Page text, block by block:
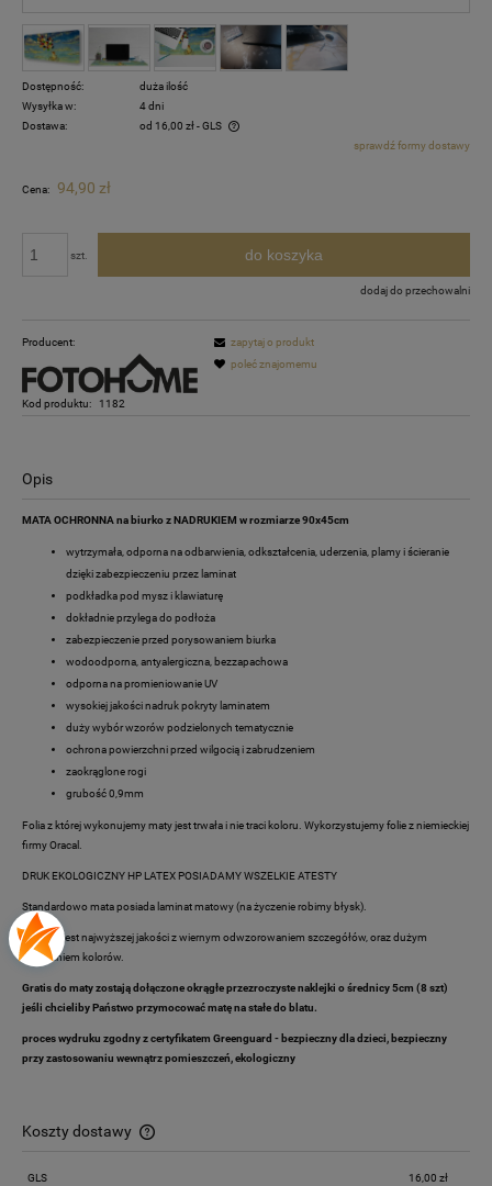
Dostępność:
duża ilość
Wysyłka w:
4 dni
Dostawa:
od 16,00 zł- GLS
Cena nie zawiera ewentualnych kosztów płatnościsprawdź formy dostawy
Cena: 94,90 zł
szt. do koszyka
dodaj do przechowalni
Producent:
Kod produktu: 1182
zapytaj o produkt
poleć znajomemu
Opis
MATA OCHRONNA na biurko z NADRUKIEM w rozmiarze 90x45cm
wytrzymała, odporna na odbarwienia, odkształcenia, uderzenia, plamy i ścieranie
dzięki zabezpieczeniu przez laminat
podkładka pod mysz i klawiaturę
dokładnie przylega do podłoża
zabezpieczenie przed porysowaniem biurka
wodoodporna, antyalergiczna, bezzapachowa
odporna na promieniowanie UV
wysokiej jakości nadruk pokryty laminatem
duży wybór wzorów podzielonych tematycznie
ochrona powierzchni przed wilgocią i zabrudzeniem
zaokrąglone rogi
grubość 0,9mm
Folia z której wykonujemy maty jest trwała i nie traci koloru. Wykorzystujemy folie z niemieckiej
firmy Oracal.
DRUK EKOLOGICZNY HP LATEX POSIADAMY WSZELKIE ATESTY
Standardowo mata posiada laminat matowy (na życzenie robimy błysk).
Produkt jest najwyższej jakości z wiernym odwzorowaniem szczegółów, oraz dużym
nasyceniem kolorów.
Gratis do maty zostają dołączone okrągłe przezroczyste naklejki o średnicy 5cm (8 szt)
jeśli chcieliby Państwo przymocować matę na stałe do blatu.
proces wydruku zgodny z certyfikatem Greenguard - bezpieczny dla dzieci, bezpieczny
przy zastosowaniu wewnątrz pomieszczeń, ekologiczny
Koszty dostawy
Cena nie zawiera ewentualnych kosztów płatności
GLS 16,00 zł